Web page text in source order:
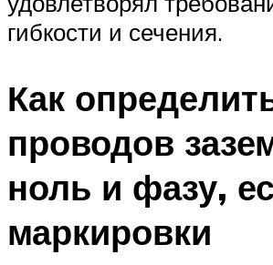
гибкости и сечения.
Как
проводов
ноль и фазу,
маркировки